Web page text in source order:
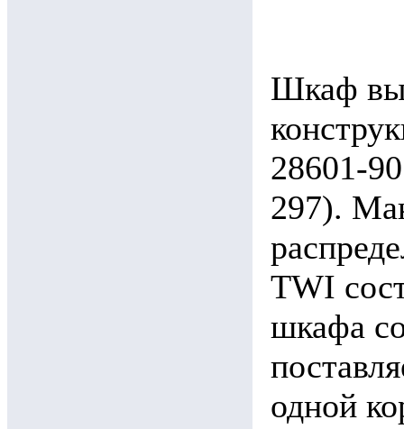
Шкаф
28601-
297).
TWI
шкафа
одной